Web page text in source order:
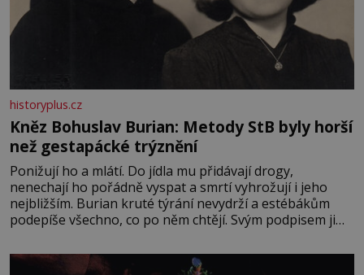
historyplus.cz
Kněz Bohuslav Burian: Metody StB byly horší
než gestapácké trýznění
Ponižují ho a mlátí. Do jídla mu přidávají drogy,
nenechají ho pořádně vyspat a smrtí vyhrožují i jeho
nejbližším. Burian kruté týrání nevydrží a estébákům
podepíše všechno, co po něm chtějí. Svým podpisem jim
fyzický ani psychický nátlak. Syn brněnského řezníka
chce být knězem a